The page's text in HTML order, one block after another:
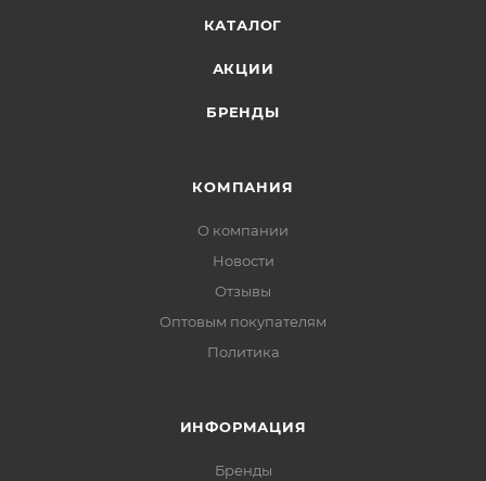
КАТАЛОГ
АКЦИИ
БРЕНДЫ
КОМПАНИЯ
О компании
Новости
Отзывы
Оптовым покупателям
Политика
ИНФОРМАЦИЯ
Бренды